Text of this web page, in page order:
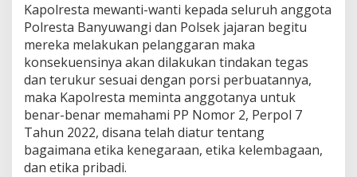
n
P
a
s
t
k
a
n
N
e
Kapolresta mewanti-wanti kepada seluruh anggota
Polresta Banyuwangi dan Polsek jajaran begitu
mereka melakukan pelanggaran maka
konsekuensinya akan dilakukan tindakan tegas
dan terukur sesuai dengan porsi perbuatannya,
maka Kapolresta meminta anggotanya untuk
benar-benar memahami PP Nomor 2, Perpol 7
Tahun 2022, disana telah diatur tentang
bagaimana etika kenegaraan, etika kelembagaan,
dan etika pribadi.